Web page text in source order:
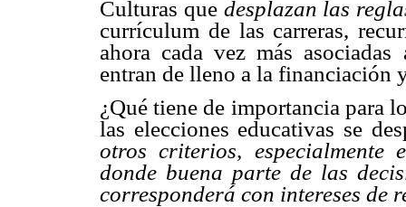
Culturas que desplazan las
currículum de las carreras,
ahora cada vez más
entran de lleno a la financiación
¿Qué tiene de importancia para
las elecciones educativas se
otros criterios, especialmente
donde buena parte de las
corresponderá con intereses de